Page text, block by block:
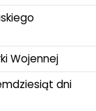
Wojennej
dni